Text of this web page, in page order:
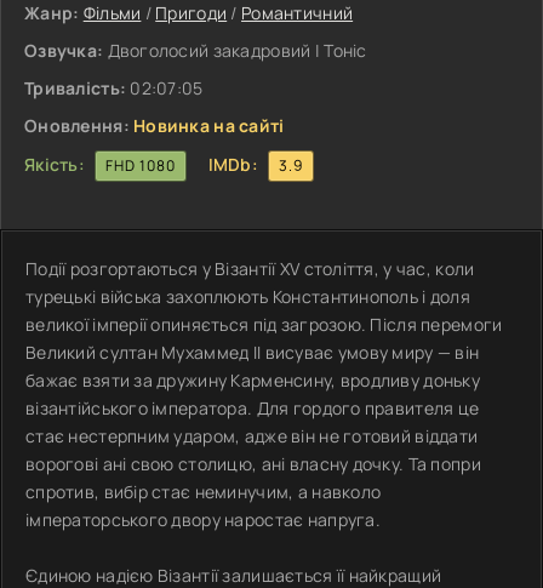
Жанр: Фільми / Пригоди / Романтичний
Озвучка: Двоголосий закадровий | Тоніс
Тривалість: 02:07:05
Оновлення: Новинка на сайті
Якість:
FHD 1080 IMDb: 3.9
Події розгортаються у Візантії XV століття, у час, коли
турецькі війська захоплюють Константинополь і доля
великої імперії опиняється під загрозою. Після перемоги
Великий султан Мухаммед II висуває умову миру — він
бажає взяти за дружину Карменсину, вродливу доньку
візантійського імператора. Для гордого правителя це
стає нестерпним ударом, адже він не готовий віддати
ворогові ані свою столицю, ані власну дочку. Та попри
спротив, вибір стає неминучим, а навколо
імператорського двору наростає напруга.
Єдиною надією Візантії залишається її найкращий